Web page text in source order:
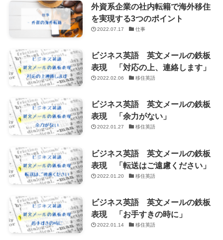
外資系企業の社内転籍で海外移住
を実現する3つのポイント
2022.07.17 仕事
ビジネス英語 英文メールの鉄板
表現 「対応の上、連絡します」
2022.02.06 移住英語
ビジネス英語 英文メールの鉄板
表現 「余力がない」
2022.01.27 移住英語
ビジネス英語 英文メールの鉄板
表現 「転送はご遠慮ください」
2022.01.20 移住英語
ビジネス英語 英文メールの鉄板
表現 「お手すきの時に」
2022.01.14 移住英語